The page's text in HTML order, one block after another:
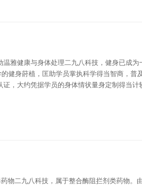
雅健康与身体处理二九八科技，健身已成
健身莳植，匡助学员掌执科学得当智商，
，大约凭据学员的身体情状量身定制得当
物二九八科技，属于整合酶阻拦剂类药物